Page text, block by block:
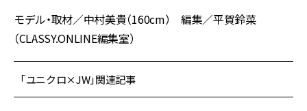
モデル・取材／中村美貴（160cm） 編集／平賀鈴菜
（CLASSY.ONLINE編集室）
「ユニクロ×JW」関連記事